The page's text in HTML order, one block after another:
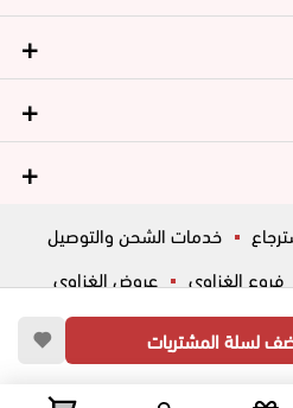
لسلة المشتريات
خدمات الشحن والتوصيل
فروع الغزاوي
عروض الغزاوي
ڤاليو أسئلة شائعة